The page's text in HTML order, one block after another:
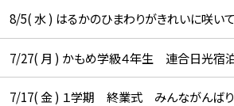
8/5( 水 ) はるかのひまわりがきれいに咲い
7/27( 月 ) かもめ学級４年生 連合日光宿
7/17( 金 ) １学期 終業式 みんながんばり